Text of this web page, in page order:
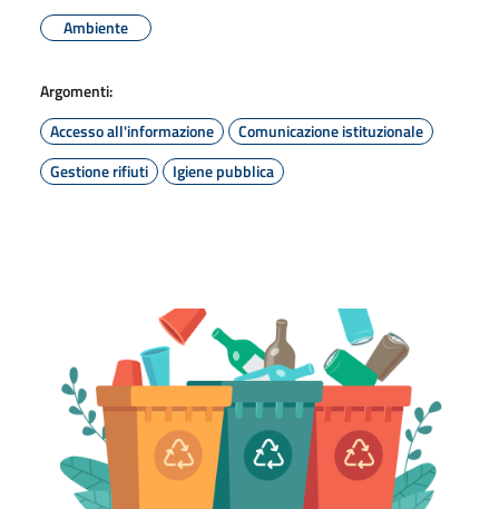
Ambiente
Argomenti:
Accesso all'informazione
Comunicazione istituzionale
Gestione rifiuti
Igiene pubblica